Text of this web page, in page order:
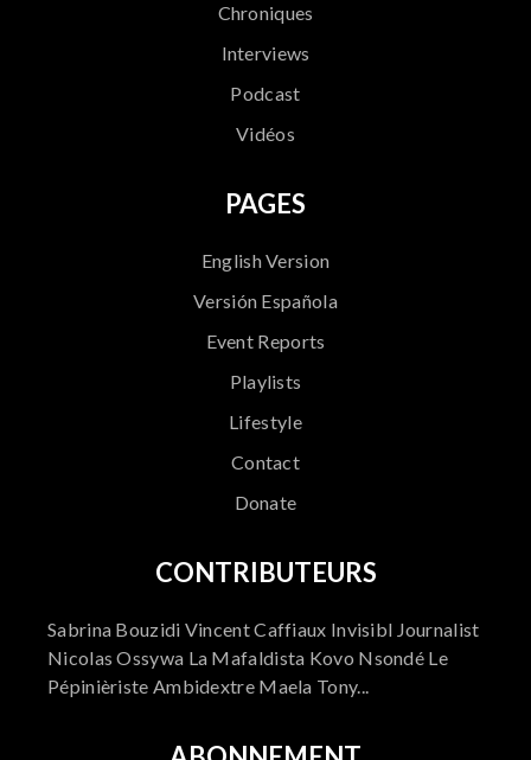
Chroniques
Interviews
Podcast
Vidéos
PAGES
English Version
Versión Española
Event Reports
Playlists
Lifestyle
Contact
Donate
CONTRIBUTEURS
Sabrina Bouzidi Vincent Caffiaux Invisibl Journalist
Nicolas Ossywa La Mafaldista Kovo Nsondé Le
Pépinièriste Ambidextre Maela Tony...